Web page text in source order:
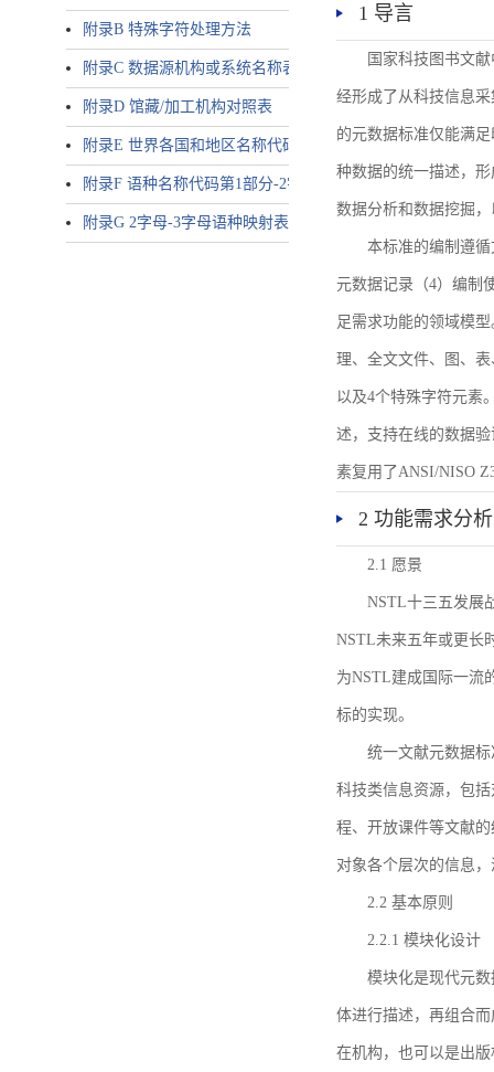
附录B 特殊字符处理方法
附录C 数据源机构或系统名称表
附录D 馆藏/加工机构对照表
附录E 世界各国和地区名称代码-2字母代码（GB/T 2659-
附录F 语种名称代码第1部分-2字母代码（GB/T 4880.1-2005
附录G 2字母-3字母语种映射表
1 导言
国家科技图书文
经形成了从科技信息
的元数据标准仅能满
种数据的统一描述，
数据分析和数据挖掘
本标准的编制遵
元数据记录（4）编制
足需求功能的领域模
理、全文文件、图、
以及4个特殊字符元素
述，支持在线的数据
素复用了ANSI/NISO
2 功能需求分析
2.1 愿景
NSTL十三五发展
NSTL未来五年或更长
为NSTL建成国际一流
标的实现。
统一文献元数据
科技类信息资源，包
程、开放课件等文献
对象各个层次的信息
2.2 基本原则
2.2.1 模块化设计
模块化是现代元
体进行描述，再组合
在机构，也可以是出